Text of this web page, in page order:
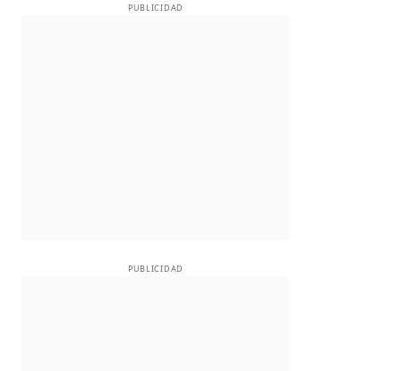
PUBLICIDAD
PUBLICIDAD